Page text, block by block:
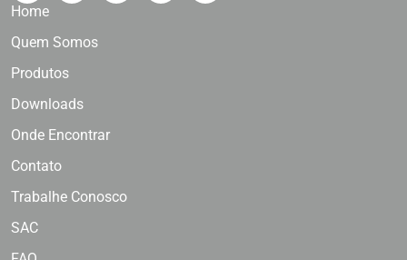
Home
Quem Somos
Produtos
Downloads
Onde Encontrar
Contato
Trabalhe Conosco
SAC